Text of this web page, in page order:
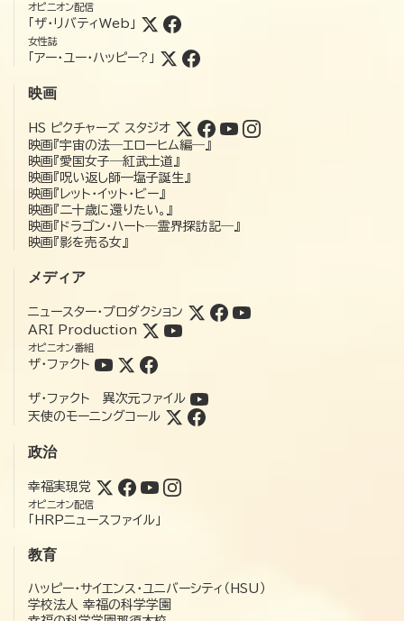
オピニオン配信
「ザ・リバティWeb」
女性誌
「アー・ユー・ハッピー?」
映画
HS ピクチャーズ スタジオ
映画『宇宙の法―エローヒム編―』
映画『愛国女子―紅武士道』
映画『呪い返し師—塩子誕生』
映画『レット・イット・ビー』
映画『二十歳に還りたい。』
映画『ドラゴン・ハート―霊界探訪記―』
映画『影を売る女』
メディア
ニュースター・プロダクション
ARI Production
オピニオン番組
ザ・ファクト
ザ・ファクト 異次元ファイル
天使のモーニングコール
政治
幸福実現党
オピニオン配信
「HRPニュースファイル」
教育
ハッピー・サイエンス・ユニバーシティ（HSU）
学校法人 幸福の科学学園